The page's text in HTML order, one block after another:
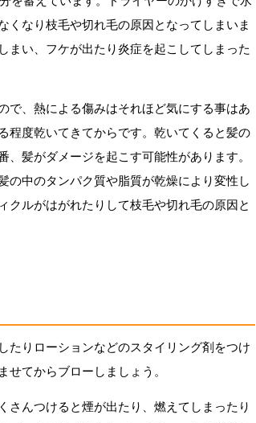
くなり枝毛や切れ毛の原因となってしまいま
まい、フケが出たり炎症を起こしてしまった
で、熱による傷みはそれほど気にする事はあ
程度乾いてきてからです。乾いてくると髪の
髪がダメージを起こす可能性があります。
の中のタンパク質や脂質が乾燥により変性し
クルがはがれたりして枝毛や切れ毛の原因と
たりローションなどのスタイリング剤をつけ
せてからブローしましょう。
さんつけると煙が出たり、燃えてしまったり